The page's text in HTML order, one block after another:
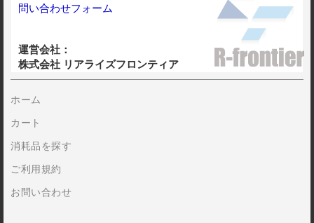
問い合わせフォーム
運営会社：
株式会社 リアライズフロンティア
ホーム
カート
消耗品を探す
ご利用規約
お問い合わせ